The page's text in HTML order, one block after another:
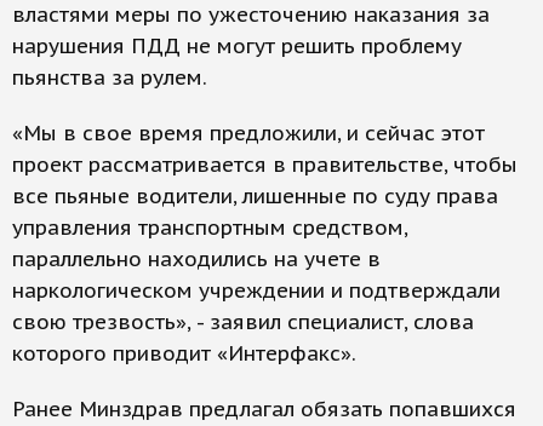
властями меры по ужесточению наказания за
нарушения ПДД не могут решить проблему
пьянства за рулем.
«Мы в свое время предложили, и сейчас этот
проект рассматривается в правительстве, чтобы
все пьяные водители, лишенные по суду права
управления транспортным средством,
параллельно находились на учете в
наркологическом учреждении и подтверждали
свою трезвость», - заявил специалист, слова
которого приводит «Интерфакс».
Ранее Минздрав предлагал обязать попавшихся